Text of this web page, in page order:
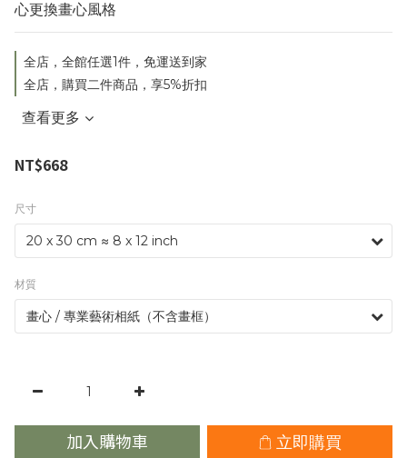
心更換畫心風格
全店，全館任選1件，免運送到家
全店，購買二件商品，享5%折扣
查看更多
NT$668
尺寸
材質
加入購物車 立即購買